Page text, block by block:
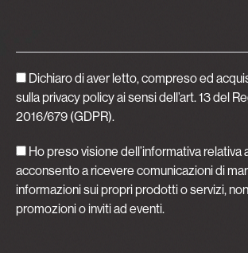
Dichiaro di aver letto, compreso ed
sulla privacy policyai sensi dell’art. 13 del
2016/679 (GDPR).
Ho preso visione dell’informativa relativa
acconsento a ricevere comunicazioni di
informazioni sui propri prodotti o servizi,
promozioni o inviti ad eventi.